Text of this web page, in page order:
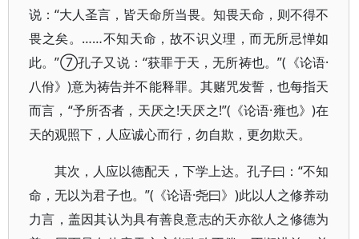
说：“大人圣言，皆天命所当畏。知畏天命，则不得不
畏之矣。……不知天命，故不识义理，而无所忌惮如
此。”⑦孔子又说：“获罪于天，无所祷也。”(《论语·
八佾》)意为祷告并不能释罪。其赌咒发誓，也每指天
而言，“予所否者，天厌之!天厌之!”(《论语·雍也》)在
天的观照下，人应诚心而行，勿自欺，更勿欺天。
其次，人应以德配天，下学上达。孔子曰：“不知
命，无以为君子也。”(《论语·尧曰》)此以人之修养动
力言，盖因其认为具有善良意志的天亦欲人之修德为